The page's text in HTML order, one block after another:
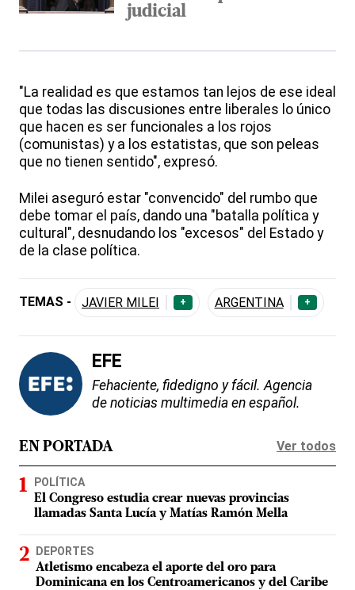
judicial
"La realidad es que estamos tan lejos de ese ideal
que todas las discusiones entre liberales lo único
que hacen es ser funcionales a los rojos
(comunistas) y a los estatistas, que son peleas
que no tienen sentido", expresó.
Milei aseguró estar "convencido" del rumbo que
debe tomar el país, dando una "batalla política y
cultural", desnudando los "excesos" del Estado y
de la clase política.
TEMAS - JAVIER MILEI + ARGENTINA +
EFE
Fehaciente, fidedigno y fácil. Agencia
de noticias multimedia en español.
EN PORTADA Ver todos
POLÍTICA
El Congreso estudia crear nuevas provincias
llamadas Santa Lucía y Matías Ramón Mella
DEPORTES
Atletismo encabeza el aporte del oro para
Dominicana en los Centroamericanos y del Caribe